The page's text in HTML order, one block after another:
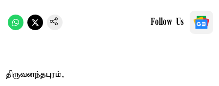
Follow Us
திருவனந்தபுரம்,